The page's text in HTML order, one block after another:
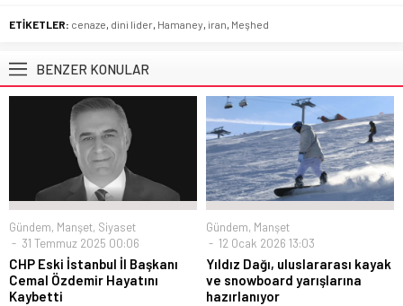
ETİKETLER: cenaze dini lider Hamaney iran Meşhed
BENZER KONULAR
Gündem, Manşet, Siyaset
31 Temmuz 2025 00:06
CHP Eski İstanbul İl Başkanı
Cemal Özdemir Hayatını
Kaybetti
Gündem, Manşet
12 Ocak 2026 13:03
Yıldız Dağı, uluslararası kayak
ve snowboard yarışlarına
hazırlanıyor